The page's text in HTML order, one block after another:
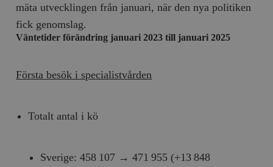
mäta utvecklingen från januari, när den nya politiken
fick genomslag.
Väntetider förändring januari 2023 till januari 2025
Första besök i specialistvården
Totalt antal i kö
Sverige: 458 107 → 471 955 (+13 848